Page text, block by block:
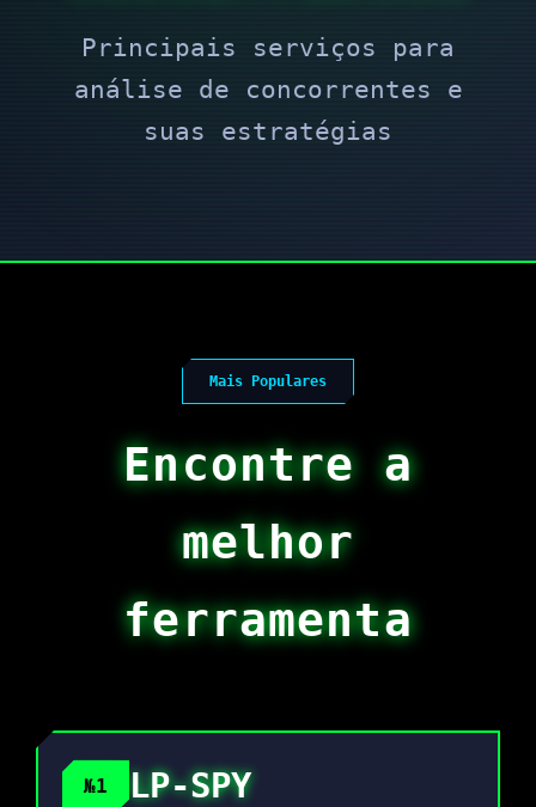
Principais serviços para
análise de concorrentes e
suas estratégias
Mais Populares
Encontre a
melhor
ferramenta
№1 LP-SPY